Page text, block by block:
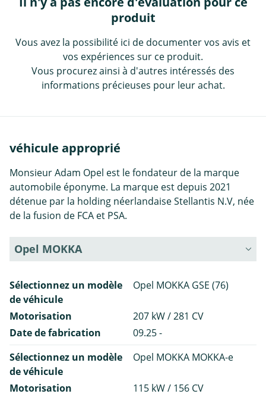
produit
Vous avez la possibilité ici de documenter vos avis et
vos expériences sur ce produit.
Vous procurez ainsi à d'autres intéressés des
informations précieuses pour leur achat.
véhicule approprié
Monsieur Adam Opel est le fondateur de la marque
automobile éponyme. La marque est depuis 2021
détenue par la holding néerlandaise Stellantis N.V, née
de la fusion de FCA et PSA.
Opel MOKKA
Sélectionnez un modèle
de véhicule
Opel MOKKA GSE (76)
Motorisation
207 kW / 281 CV
Date de fabrication
09.25 -
Sélectionnez un modèle
de véhicule
Opel MOKKA MOKKA-e
Motorisation
115 kW / 156 CV